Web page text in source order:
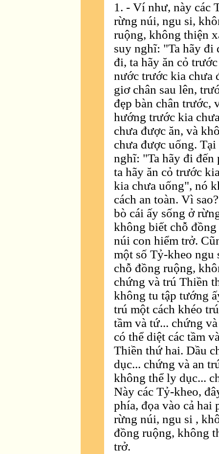
1. - Ví như, này các
rừng núi, ngu si,
ruộng, không thiện
suy nghĩ: "Ta hãy đi
đi, ta hãy ăn cỏ
nước trước kia chưa
giơ chân sau lên,
đẹp bàn chân trước,
hướng trước kia
chưa được ăn, và
chưa được uống.
nghĩ: "Ta hãy đi
ta hãy ăn cỏ trước
kia chưa uống", nó
cách an toàn. Vì
bò cái ấy sống ở
không biết chỗ
núi con hiểm trở.
một số Tỷ-kheo
chỗ đồng ruộng,
chứng và trú Thiền
không tu tập tướng
trú một cách khéo
tầm và tứ... chứng
có thể diệt các tầm
Thiền thứ hai. Dầu
dục... chứng và an
không thể ly dục...
Này các Tỷ-kheo,
phía, đọa vào cả hai
rừng núi, ngu si ,
đồng ruộng, không
trở.